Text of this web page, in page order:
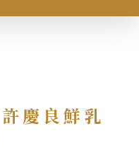
慶良鮮乳